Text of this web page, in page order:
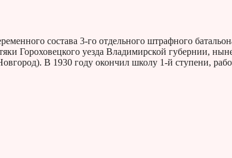
состава 3-го отдельного штрафного
Гороховецкого уезда Владимирской губернии,
В 1930 году окончил школу 1-й ступени,